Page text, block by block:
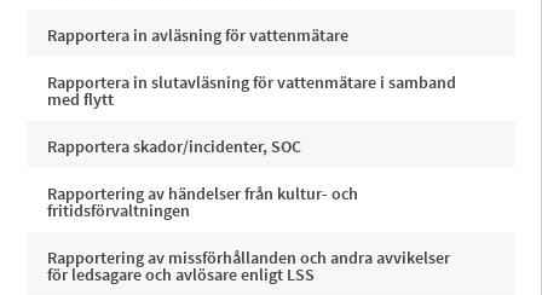
Rapportera in avläsning för vattenmätare
Rapportera in slutavläsning för vattenmätare i samband
med flytt
Rapportera skador/incidenter, SOC
Rapportering av händelser från kultur- och
fritidsförvaltningen
Rapportering av missförhållanden och andra avvikelser
för ledsagare och avlösare enligt LSS